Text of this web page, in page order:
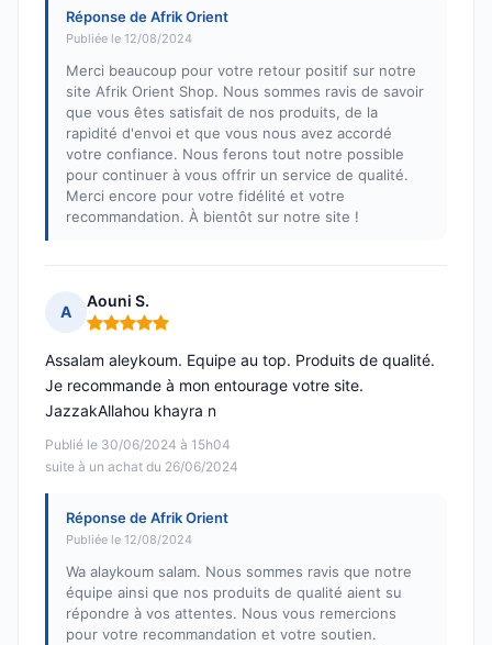
Réponse de Afrik Orient
Publiée le 12/08/2024
Merci beaucoup pour votre retour positif sur notre
site Afrik Orient Shop. Nous sommes ravis de savoir
que vous êtes satisfait de nos produits, de la
rapidité d'envoi et que vous nous avez accordé
votre confiance. Nous ferons tout notre possible
pour continuer à vous offrir un service de qualité.
Merci encore pour votre fidélité et votre
recommandation. À bientôt sur notre site !
A
Aouni S.
Note : 5 sur 5
Publié le 30/06/2024 à 15h04
suite à un achat du 26/06/2024
Assalam aleykoum. Equipe au top. Produits de qualité.
Je recommande à mon entourage votre site.
JazzakAllahou khayra n
Réponse de Afrik Orient
Publiée le 12/08/2024
Wa alaykoum salam. Nous sommes ravis que notre
équipe ainsi que nos produits de qualité aient su
répondre à vos attentes. Nous vous remercions
pour votre recommandation et votre soutien.